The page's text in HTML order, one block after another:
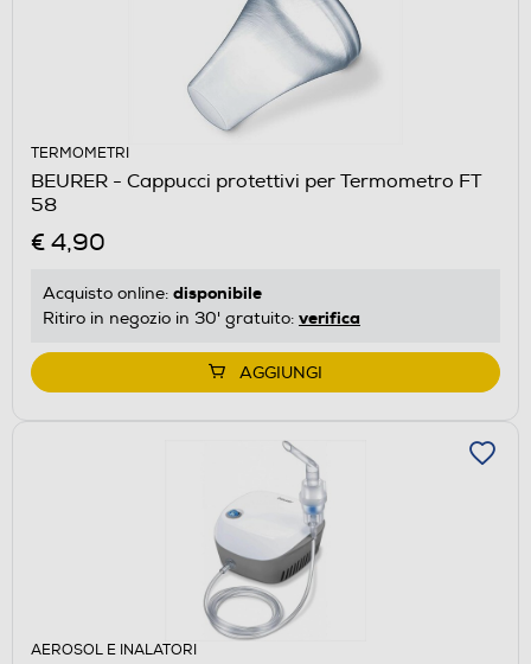
TERMOMETRI
BEURER - Cappucci protettivi per Termometro FT
58
€ 4,90
Acquisto online: disponibile
Ritiro in negozio in 30' gratuito: verifica
AGGIUNGI
AEROSOL E INALATORI